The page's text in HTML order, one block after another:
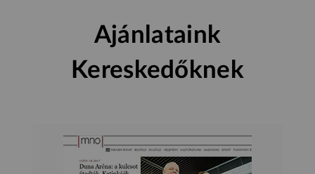
Ajánlataink
Kereskedőknek